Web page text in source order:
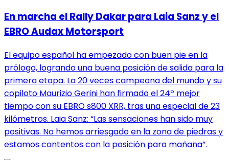
En marcha el Rally Dakar para Laia Sanz y el
EBRO Audax Motorsport
El equipo español ha empezado con buen pie en la
prólogo, logrando una buena posición de salida para la
primera etapa. La 20 veces campeona del mundo y su
copiloto Maurizio Gerini han firmado el 24º mejor
tiempo con su EBRO s800 XRR, tras una especial de 23
kilómetros. Laia Sanz: “Las sensaciones han sido muy
positivas. No hemos arriesgado en la zona de piedras y
estamos contentos con la posición para mañana”.